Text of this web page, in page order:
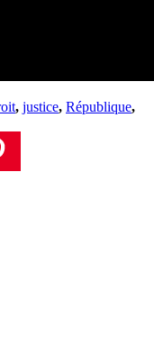
, justice, République,